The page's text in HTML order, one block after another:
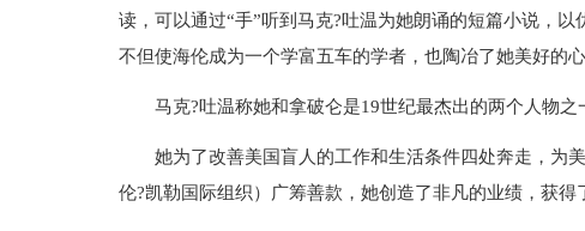
读，可以通过“手”听到马克?吐温为她朗诵的短篇小说，
不但使海伦成为一个学富五车的学者，也陶冶了她美好的心
马克?吐温称她和拿破仑是19世纪最杰出的两个人物之
她为了改善美国盲人的工作和生活条件四处奔走，为
伦?凯勒国际组织）广筹善款，她创造了非凡的业绩，获得